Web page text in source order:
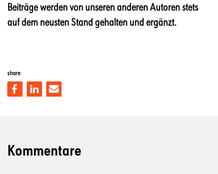
Beiträge werden von unseren anderen Autoren stets
auf dem neusten Stand gehalten und ergänzt.
share
Kommentare